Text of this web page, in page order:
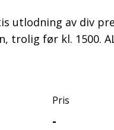
utlodning av div
før kl. 1500.
Pris
-